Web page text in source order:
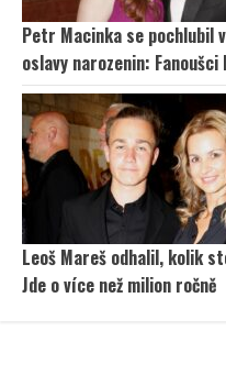
Petr Macinka se pochlubil
oslavy narozenin:
Leoš Mareš odhalil, kolik
Jde o více než milion ročně